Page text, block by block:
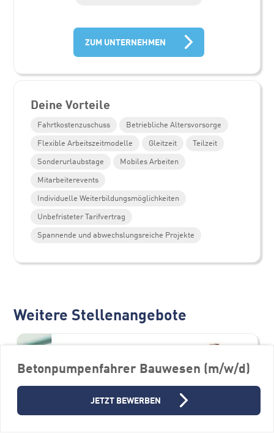
Betonpumpenfahrer Bauwesen (m/w/d)
JETZT BEWERBEN
ZUM UNTERNEHMEN
Deine Vorteile
Fahrtkostenzuschuss
Betriebliche Altersvorsorge
Flexible Arbeitszeitmodelle
Gleitzeit
Teilzeit
Sonderurlaubstage
Mobiles Arbeiten
Mitarbeiterevents
Individuelle Weiterbildungsmöglichkeiten
Unbefristeter Tarifvertrag
Spannende und abwechslungsreiche Projekte
Weitere Stellenangebote